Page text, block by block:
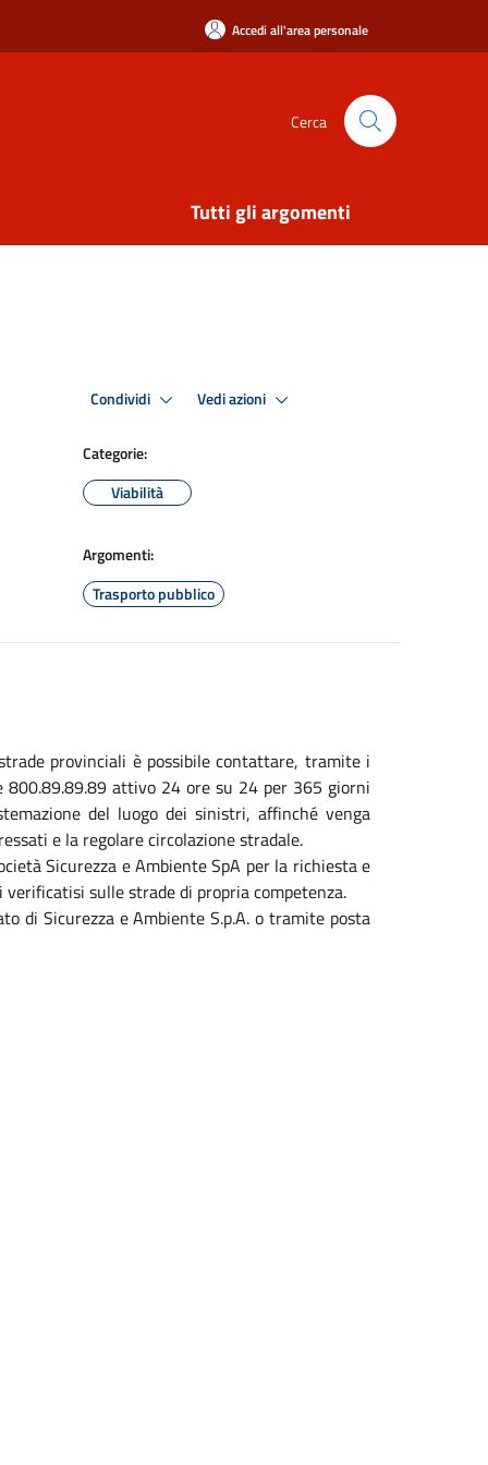
Accedi all'area personale
Cerca
Tutti gli argomenti
Condividi Vedi azioni
Categorie:
Viabilità
Argomenti:
Trasporto pubblico
provinciali è possibile contattare, tramite i
800.89.89.89 attivo 24 ore su 24 per 365 giorni
del luogo dei sinistri, affinché venga
e la regolare circolazione stradale.
Sicurezza e Ambiente SpA per la richiesta e
sulle strade di propria competenza.
di Sicurezza e Ambiente S.p.A. o tramite posta